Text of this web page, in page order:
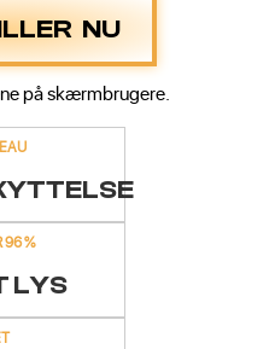
NU
på skærmbrugere.
96 %
LYS